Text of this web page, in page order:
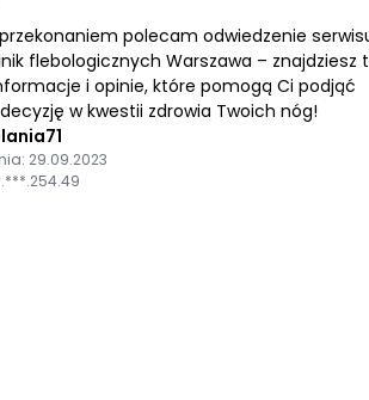
polecam odwiedzenie
flebologicznych Warszawa – znajdziesz
i opinie, które pomogą Ci podjąć
w kwestii zdrowia Twoich nóg!
29.09.2023